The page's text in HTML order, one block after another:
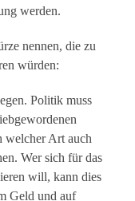
werden.
nennen, die zu
würden:
Politik muss
welcher Art auch
Wer sich für das
will, kann dies
Geld und auf